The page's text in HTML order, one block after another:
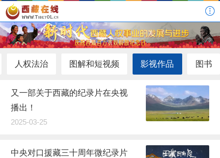
人权法治 图解和短视频 影视作品 图书
又一部关于西藏的纪录片在央视
播出！
2025-03-25
中央对口援藏三十周年微纪录片